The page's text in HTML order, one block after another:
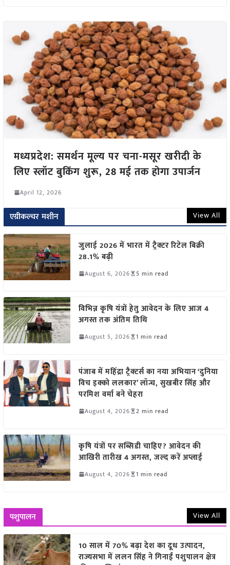
मध्यप्रदेश: समर्थन मूल्य पर चना-मसूर खरीदी के
लिए स्लॉट बुकिंग शुरू, 28 मई तक होगा उपार्जन
April 12, 2026
एग्रीकल्चर मशीन View All
जुलाई 2026 में भारत में ट्रैक्टर रिटेल बिक्री
28.1% बढ़ी
August 6, 2026 5 min read
विभिन्न कृषि यंत्रों हेतु आवेदन के लिए आज 4
अगस्त तक अंतिम तिथि
August 5, 2026 1 min read
पंजाब में महिंद्रा ट्रैक्टर्स का नया अभियान ‘दुनिया
विच इक्को ललकार’ लॉन्च, सुखबीर सिंह और
परमिश वर्मा बने चेहरा
August 4, 2026 2 min read
कृषि यंत्रों पर सब्सिडी चाहिए? आवेदन की
आखिरी तारीख 4 अगस्त, जल्द करें अप्लाई
August 4, 2026 1 min read
पशुपालन View All
10 साल में 70% बढ़ा देश का दूध उत्पादन,
राज्यसभा में ललन सिंह ने गिनाईं पशुपालन क्षेत्र